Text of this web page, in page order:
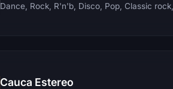
Dance, Rock, R'n'b, Disco, Pop, Classic
Cauca Estereo